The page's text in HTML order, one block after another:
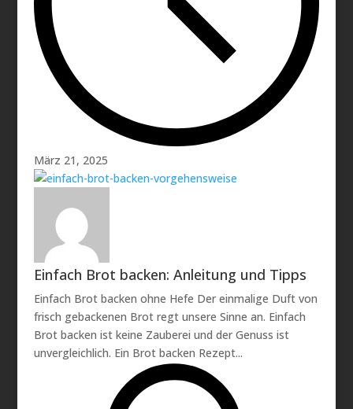
März 21, 2025
Einfach Brot backen: Anleitung und Tipps
Einfach Brot backen ohne Hefe Der einmalige Duft von
frisch gebackenen Brot regt unsere Sinne an. Einfach
Brot backen ist keine Zauberei und der Genuss ist
unvergleichlich. Ein Brot backen Rezept...